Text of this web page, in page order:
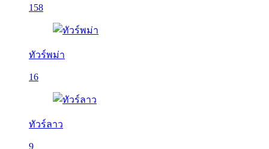
158
ทัวร์พม่า
16
ทัวร์ลาว
9